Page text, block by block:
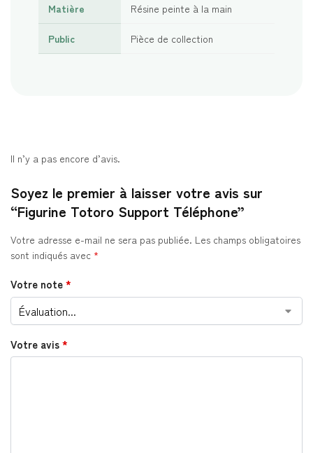
Matière Résine peinte à la main
Public Pièce de collection
Il n’y a pas encore d’avis.
Soyez le premier à laisser votre avis sur
“Figurine Totoro Support Téléphone”
Votre adresse e-mail ne sera pas publiée. Les champs obligatoires
sont indiqués avec *
Votre note*
Votre avis*